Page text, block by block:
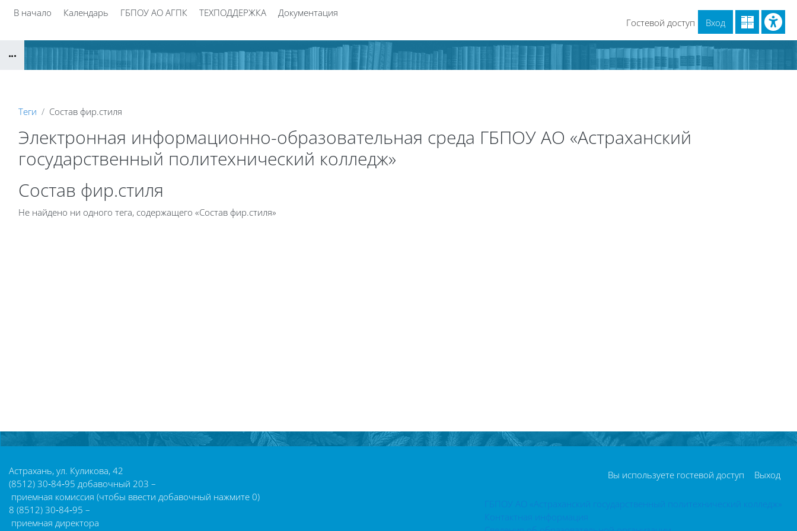
В начало Календарь ГБПОУ АО АГПК ТЕХПОДДЕРЖКА
Документация
Гостевой доступ
Вход
Теги Состав фир.стиля
Электронная информационно-образовательная среда ГБПОУ АО «Астраханский
государственный политехнический колледж»
Блоки
Состав фир.стиля
Не найдено ни одного тега, содержащего «Состав фир.стиля»
Блоки
Астрахань, ул. Куликова, 42
(8512) 30‑84‑95 добавочный 203 –
приемная комиссия (чтобы ввести добавочный нажмите 0)
8 (8512) 30‑84‑95 –
приемная директора
Вы используете гостевой доступ Выход
ГБПОУ АО «Астраханский государственный политехнический колледж»
Контактная информация